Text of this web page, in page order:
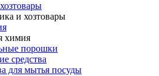
и хозтовары
химия
порошки
средства
для мытья посуды